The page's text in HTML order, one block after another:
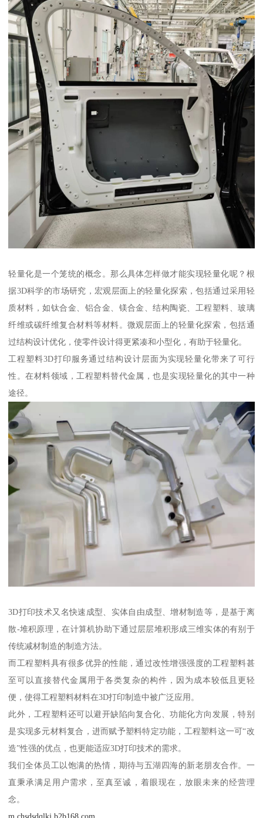
轻量化是一个笼统的概念。那么具体怎样做才能实现轻量化呢？根
据3D科学的市场研究，宏观层面上的轻量化探索，包括通过采用轻
质材料，如钛合金、铝合金、镁合金、结构陶瓷、工程塑料、玻璃
纤维或碳纤维复合材料等材料。微观层面上的轻量化探索，包括通
过结构设计优化，使零件设计得更紧凑和小型化，有助于轻量化。
工程塑料3D打印服务通过结构设计层面为实现轻量化带来了可行
性。在材料领域，工程塑料替代金属，也是实现轻量化的其中一种
途径。
3D打印技术又名快速成型、实体自由成型、增材制造等，是基于离
散-堆积原理，在计算机协助下通过层层堆积形成三维实体的有别于
传统减材制造的制造方法。
而工程塑料具有很多优异的性能，通过改性增强强度的工程塑料甚
至可以直接替代金属用于各类复杂的构件，因为成本较低且更轻
便，使得工程塑料材料在3D打印制造中被广泛应用。
此外，工程塑料还可以避开缺陷向复合化、功能化方向发展，特别
是实现多元材料复合，进而赋予塑料特定功能，工程塑料这一可“改
造”性强的优点，也更能适应3D打印技术的需求。
我们全体员工以饱满的热情，期待与五湖四海的新老朋友合作。一
直秉承满足用户需求，至真至诚，着眼现在，放眼未来的经营理
念。
m.chsdsdqlkj.b2b168.com